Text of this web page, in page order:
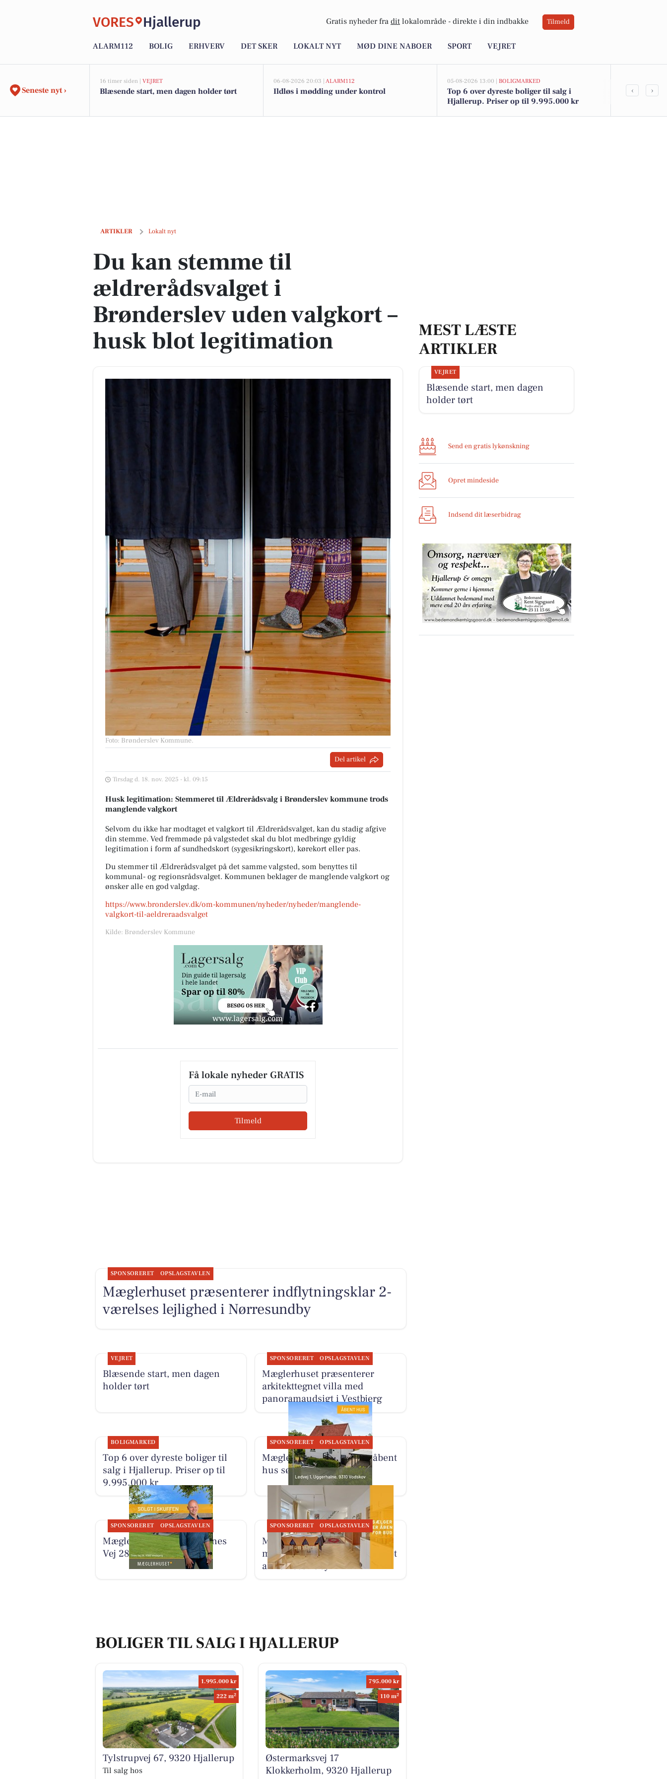
VORES Hjallerup Gratis nyheder fra dit lokalområde - direkte i din indbakke Tilmeld
ALARM112 BOLIG ERHVERV DET SKER LOKALT NYT MØD DINE NABOER SPORT VEJRET
Seneste nyt ›
16 timer siden | VEJRET
Blæsende start, men dagen holder tørt
06-08-2026 20:03 | ALARM112
Ildløs i mødding under kontrol
05-08-2026 13:00 | BOLIGMARKED
Top 6 over dyreste boliger til salg i
Hjallerup. Priser op til 9.995.000 kr
Bliv
‹ ›
ARTIKLER Lokalt nyt
Du kan stemme til ældrerådsvalget i Brønderslev uden valgkort – husk blot legitimation
Du kan stemme til
ældrerådsvalget i
Brønderslev uden valgkort –
husk blot legitimation
Foto: Brønderslev Kommune.
Del artikel
Tirsdag d. 18. nov. 2025 - kl. 09:15
Husk legitimation: Stemmeret til Ældrerådsvalg i Brønderslev kommune trods
manglende valgkort
Selvom du ikke har modtaget et valgkort til Ældrerådsvalget, kan du stadig afgive
din stemme. Ved fremmøde på valgstedet skal du blot medbringe gyldig
legitimation i form af sundhedskort (sygesikringskort), kørekort eller pas.
Du stemmer til Ældrerådsvalget på det samme valgsted, som benyttes til
kommunal- og regionsrådsvalget. Kommunen beklager de manglende valgkort og
ønsker alle en god valgdag.
https://www.bronderslev.dk/om-kommunen/nyheder/nyheder/manglende-
valgkort-til-aeldreraadsvalget
Kilde: Brønderslev Kommune
Få lokale nyheder GRATIS
Email
Tilmeld
MEST LÆSTE
ARTIKLER
VEJRET
Blæsende start, men dagen
holder tørt
Send en gratis lykønskning
Opret mindeside
Indsend dit læserbidrag
SPONSORERET OPSLAGSTAVLEN
Mæglerhuset præsenterer indflytningsklar 2-
værelses lejlighed i Nørresundby
VEJRET
Blæsende start, men dagen
holder tørt
SPONSORERET OPSLAGSTAVLEN
Mæglerhuset præsenterer
arkitekttegnet villa med
panoramaudsigt i Vestbjerg
BOLIGMARKED
Top 6 over dyreste boliger til
salg i Hjallerup. Priser op til
9.995.000 kr
SPONSORERET OPSLAGSTAVLEN
Mæglerhuset inviterer til åbent
hus søndag d. 9. august
SPONSORERET OPSLAGSTAVLEN
Mæglerhuset har solgt Tines
Vej 28 i skuffen
SPONSORERET OPSLAGSTAVLEN
Mæglerhuset præsenterer
moderniseret lejlighed i hjertet
af Nørresundby
BOLIGER TIL SALG I HJALLERUP
1.995.000 kr
222 m2
Tylstrupvej 67, 9320 Hjallerup
Til salg hos
795.000 kr
110 m2
Østermarksvej 17
Klokkerholm, 9320 Hjallerup